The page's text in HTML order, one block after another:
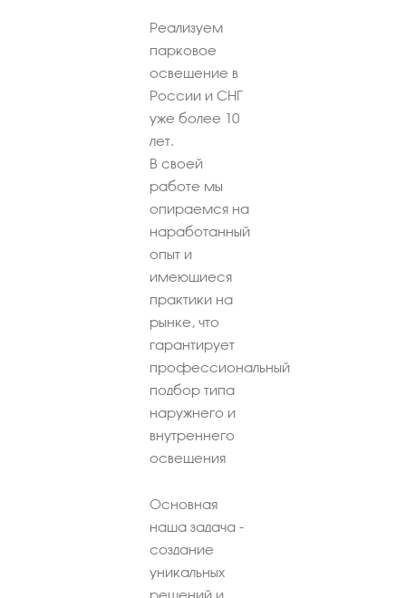
Реализуем
парковое
освещение в
России и СНГ
уже более 10
лет.
В своей
работе мы
опираемся на
наработанный
опыт и
имеющиеся
практики на
рынке, что
гарантирует
профессиональный
подбор типа
наружнего и
внутреннего
освещения
Основная
наша задача -
создание
уникальных
решений и